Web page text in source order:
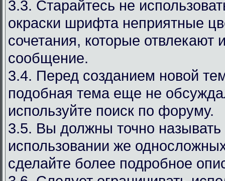
3.3. Старайтесь не
окраски шрифта неприятные
сочетания, которые отвлекают
сообщение.
3.4. Перед созданием новой
подобная тема еще не
используйте поиск по форуму.
3.5. Вы должны точно
использовании же
сделайте более подробное